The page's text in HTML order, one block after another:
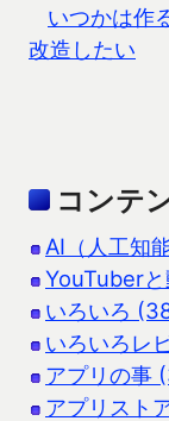
いつかは作
改造したい
コンテ
AI（人工知
YouTuber
いろいろ
いろいろレ
アプリの事
アプリスト